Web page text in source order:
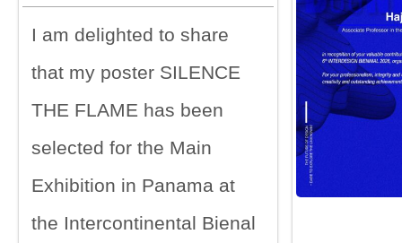
I am delighted to share
that my poster SILENCE
THE FLAME has been
selected for the Main
Exhibition in Panama at
the Intercontinental Bienal